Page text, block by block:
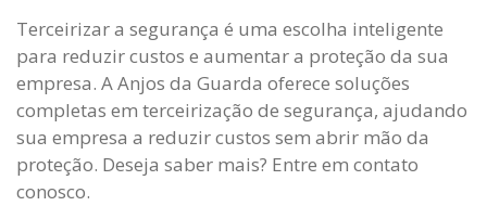
Terceirizar a segurança é uma escolha inteligente
para reduzir custos e aumentar a proteção da sua
empresa. A Anjos da Guarda oferece soluções
completas em terceirização de segurança, ajudando
sua empresa a reduzir custos sem abrir mão da
proteção. Deseja saber mais? Entre em contato
conosco.